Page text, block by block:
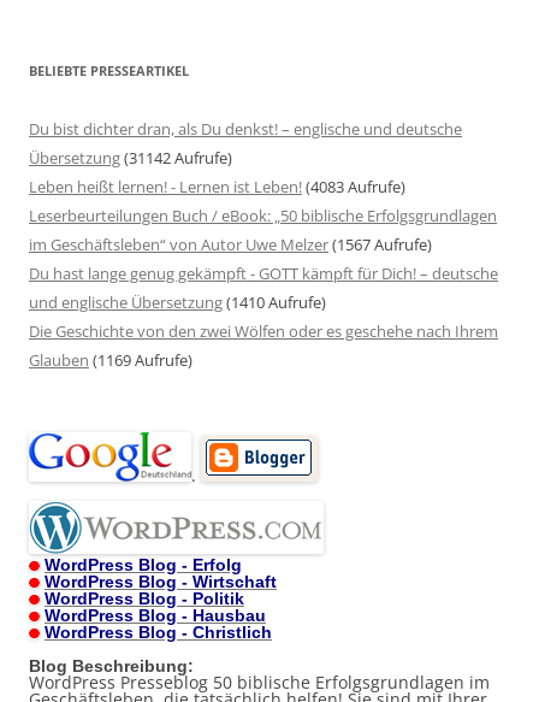
BELIEBTE PRESSEARTIKEL
Du bist dichter dran, als Du denkst! – englische und deutsche
Übersetzung(31142 Aufrufe)
Leben heißt lernen! - Lernen ist Leben!(4083 Aufrufe)
Leserbeurteilungen Buch / eBook: „50 biblische Erfolgsgrundlagen
im Geschäftsleben“ von Autor Uwe Melzer(1567 Aufrufe)
Du hast lange genug gekämpft - GOTT kämpft für Dich! – deutsche
und englische Übersetzung(1410 Aufrufe)
Die Geschichte von den zwei Wölfen oder es geschehe nach Ihrem
Glauben (1169 Aufrufe)
.
WordPress Blog - Erfolg
WordPress Blog - Wirtschaft
WordPress Blog - Politik
WordPress Blog - Hausbau
WordPress Blog - Christlich
Blog Beschreibung:
WordPress Presseblog 50 biblische Erfolgsgrundlagen im